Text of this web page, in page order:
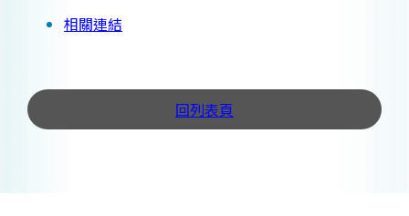
相關連結
回列表頁